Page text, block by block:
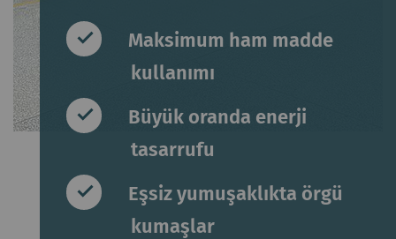
Maksimum ham madde
kullanımı
Büyük oranda enerji
tasarrufu
Eşsiz yumuşaklıkta örgü
kumaşlar